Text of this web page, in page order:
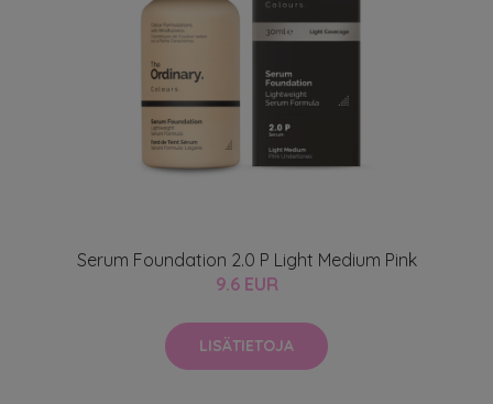
Serum Foundation 2.0 P Light Medium Pink
9.6 EUR
LISÄTIETOJA